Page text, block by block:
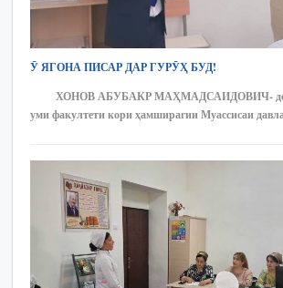
Ӯ ЯГОНА ПИСАР ДАР ГУРӮҲ БУД!
ХОНОВ АБУБАКР МАҲМАДСАИДОВИЧ-
уми факултети кори ҳамширагии Муассисаи